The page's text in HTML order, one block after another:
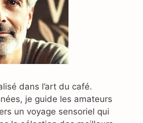
dans l’art du café.
je guide les amateurs
un voyage sensoriel qui